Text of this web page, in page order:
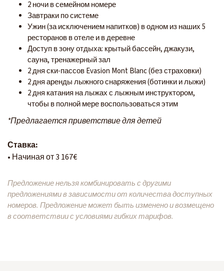
2 ночи в семейном номере
Завтраки по системе
Ужин (за исключением напитков) в одном из наших 5
ресторанов в отеле и в деревне
Доступ в зону отдыха: крытый бассейн, джакузи,
сауна, тренажерный зал
2 дня ски-пассов Evasion Mont Blanc (без страховки)
2 дня аренды лыжного снаряжения (ботинки и лыжи)
2 дня катания на лыжах с лыжным инструктором,
чтобы в полной мере воспользоваться этим
*Предлагается приветствие для детей
Ставка:
• Начиная от 3 167€
Предложение нельзя комбинировать с другими
предложениями в зависимости от количества доступных
номеров. Предложение может быть изменено и возмещено
в соответствии с условиями гибких тарифов.